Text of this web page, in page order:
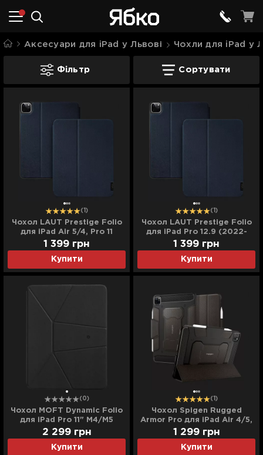
Аксесуари для iPad у Львові Чохли для iPad у
Чохли для iPad Pro у Львові
Фільтр Сортувати
(1)
Чохол LAUT Prestige Folio
для iPad Air 5/4, Pro 11
(2022-2018) (Indigo)
Купити
1 399 грн
(1)
Чохол LAUT Prestige Folio
для iPad Pro 12.9 (2022-
2018) (Indigo)
Купити
1 399 грн
(0)
Чохол MOFT Dynamic Folio
для iPad Pro 11" М4/M5
(2024/2025) (Jet Black)
Купити
2 299 грн
(1)
Чохол Spigen Rugged
Armor Pro для iPad Air 4/5,
Pro 11 (2022-2018)
(Gunmetal)
Купити
1 299 грн